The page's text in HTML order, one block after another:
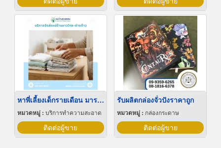
หาพี่เลี้ยงเด็กรายเดือน มารยาทดี
หมวดหมู่ : บริการทำความสะอาด
ติดต่อผู้ขาย
รับผลิตกล่องจั่วปังราคาถูก
หมวดหมู่ : กล่องกระดาษ
ติดต่อผู้ขาย